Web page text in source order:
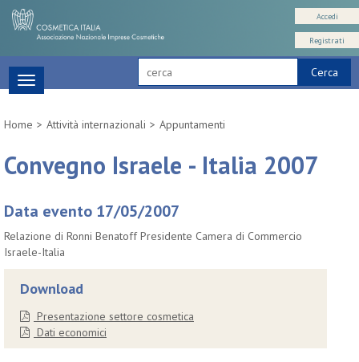
Cerca
Accedi
Registrati
Toggle
navigation
Home
Attività internazionali Appuntamenti
Convegno Israele - Italia 2007
Data evento 17/05/2007
Relazione di Ronni Benatoff Presidente Camera di Commercio
Israele-Italia
Download
Presentazione settore cosmetica
Dati economici